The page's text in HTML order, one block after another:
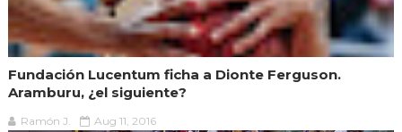
Fundación Lucentum ficha a Dionte Ferguson.
Aramburu, ¿el siguiente?
Ramón J. Aug 11, 2016